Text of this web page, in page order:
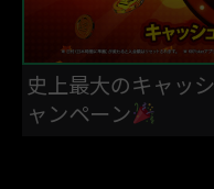
史上最大のキャッ
ャンペーン